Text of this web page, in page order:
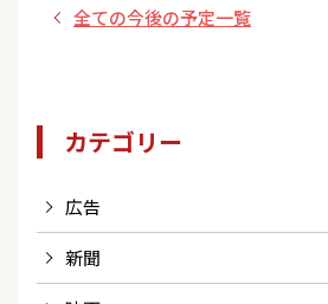
全ての今後の予定一覧
カテゴリー
広告
新聞